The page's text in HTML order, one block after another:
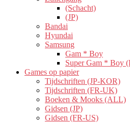
(Schacht)
(JP)
Bandai
Hyundai
Samsung
Gam * Boy
Super Gam * Boy
Games op papier
Tijdschriften (JP-KOR)
Tijdschriften (FR-UK)
Boeken & Mooks (ALL)
Gidsen (JP)
Gidsen (FR-US)